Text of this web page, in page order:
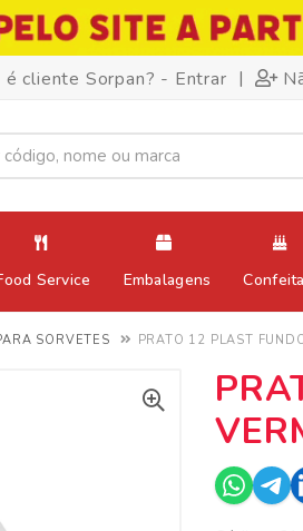
é cliente Sorpan? - Entrar |
Service Embalagens
SORVETES PRATO 12 PLAST